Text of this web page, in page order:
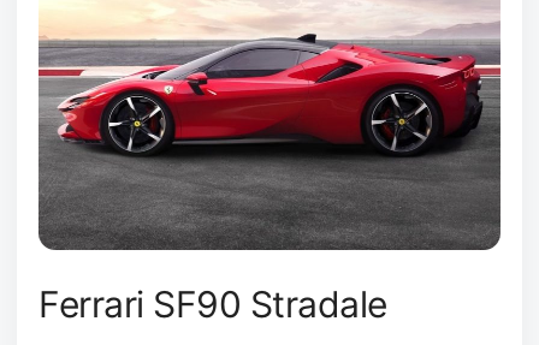
Ferrari SF90 Stradale